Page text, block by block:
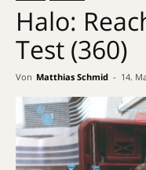
Halo:
Test (360)
Von Matthias Schmid - 14.